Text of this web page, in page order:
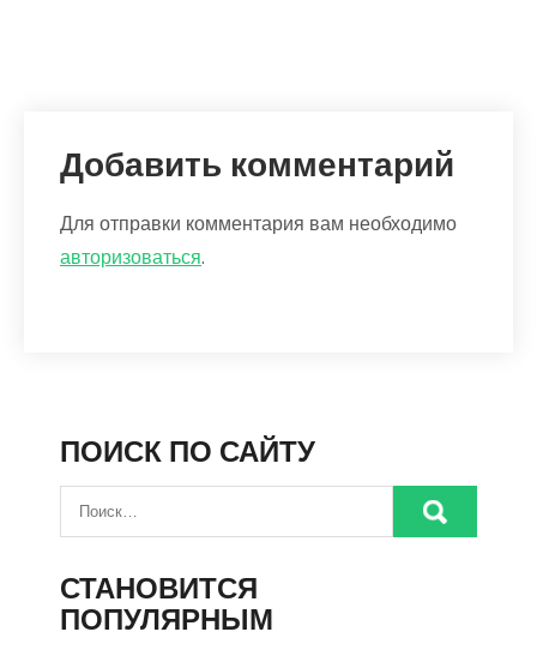
Добавить комментарий
Для отправки комментария вам необходимо
авторизоваться.
ПОИСК ПО САЙТУ
СТАНОВИТСЯ
ПОПУЛЯРНЫМ